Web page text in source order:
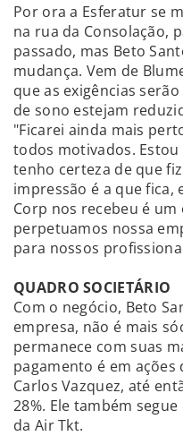
Por ora a Esferatur se
na rua da Consolação,
passado, mas Beto
mudança. Vem de
que as exigências
de sono estejam
"Ficarei ainda mais
todos motivados.
tenho certeza de que
impressão é a que fica,
Corp nos recebeu é
perpetuamos nossa
para nossos
QUADRO SOCIETÁRIO
Com o negócio, Beto
empresa, não é mais
permanece com suas
pagamento é em ações
Carlos Vazquez, até
28%. Ele também
da Air Tkt.